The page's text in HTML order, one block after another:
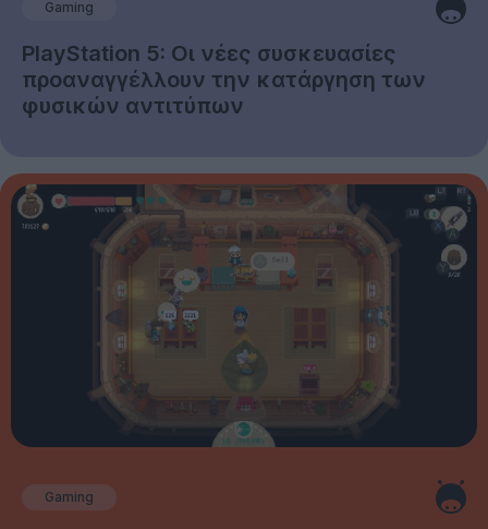
Gaming
PlayStation 5: Οι νέες συσκευασίες
προαναγγέλλουν την κατάργηση των
φυσικών αντιτύπων
Gaming